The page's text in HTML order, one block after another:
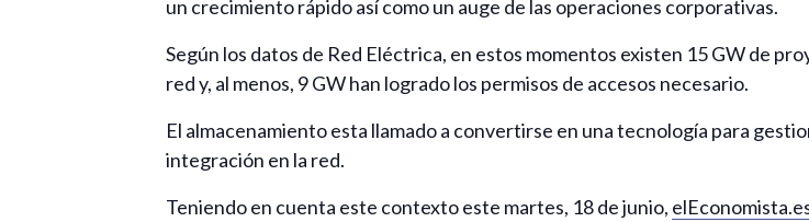
un crecimiento rápido así como un auge de las operaciones corporativas.
Según los datos de Red Eléctrica, en estos momentos existen 15 GW de
red y, al menos, 9 GW han logrado los permisos de accesos necesario.
El almacenamiento esta llamado a convertirse en una tecnología para
integración en la red.
Teniendo en cuenta este contexto este martes, 18 de junio,